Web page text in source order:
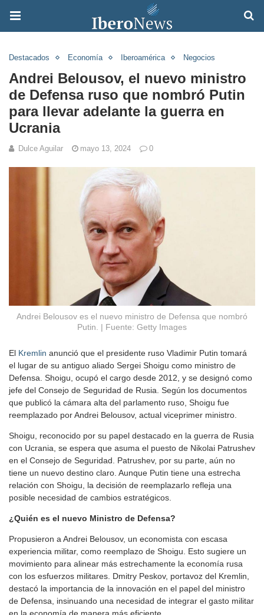
Destacados Economía Iberoamérica Negocios
Andrei Belousov, el nuevo ministro
de Defensa ruso que nombró Putin
para llevar adelante la guerra en
Ucrania
Dulce Aguilar mayo 13, 2024 0
Andrei Belousov es el nuevo ministro de Defensa que nombró
Putin. | Fuente: Getty Images
El Kremlin anunció que el presidente ruso Vladimir Putin tomará
el lugar de su antiguo aliado Sergei Shoigu como ministro de
Defensa. Shoigu, ocupó el cargo desde 2012, y se designó como
jefe del Consejo de Seguridad de Rusia. Según los documentos
que publicó la cámara alta del parlamento ruso, Shoigu fue
reemplazado por Andrei Belousov, actual viceprimer ministro.
Shoigu, reconocido por su papel destacado en la guerra de Rusia
con Ucrania, se espera que asuma el puesto de Nikolai Patrushev
en el Consejo de Seguridad. Patrushev, por su parte, aún no
tiene un nuevo destino claro. Aunque Putin tiene una estrecha
relación con Shoigu, la decisión de reemplazarlo refleja una
posible necesidad de cambios estratégicos.
¿Quién es el nuevo Ministro de Defensa?
Propusieron a Andrei Belousov, un economista con escasa
experiencia militar, como reemplazo de Shoigu. Esto sugiere un
movimiento para alinear más estrechamente la economía rusa
con los esfuerzos militares. Dmitry Peskov, portavoz del Kremlin,
destacó la importancia de la innovación en el papel del ministro
de Defensa, insinuando una necesidad de integrar el gasto militar